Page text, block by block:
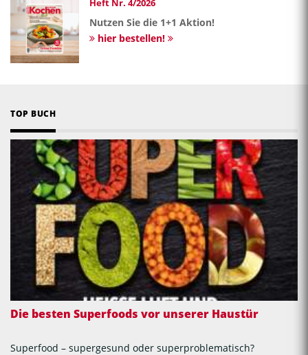
Nutzen Sie die 1+1 Aktion!
hier bestellen!
TOP BUCH
Die besten Superfoods vor unserer Haustür
Superfood – supergesund oder superproblematisch?